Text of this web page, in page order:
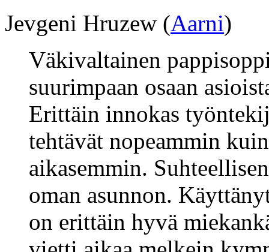
Jevgeni Hruzew (Aarni)
Väkivaltainen
suurimpaan osaan
Erittäin innokas
tehtävät nopeammin
aikasemmin.
oman asunnon.
on erittäin hyvä